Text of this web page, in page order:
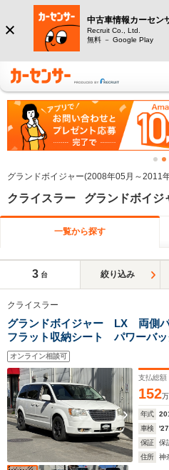
中古車情報カーセン
Recruit Co., Ltd.
無料 － Google Play
グランドボイジャー(2008年05月～2011
クライスラー グランドボイジ
一覧から探す
3 台 絞り込み
クライスラー
グランドボイジャー LX 両側パ
フラット収納シート パワーバ
ラ 社外18インチAW 車検9年
ションワンセグTV リモコンキー
チ付
オンライン相談可
支払総額
152
年式
車検
保証
保
住所
神